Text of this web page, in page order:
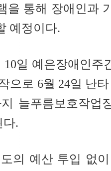
을 통해 장애인과
예정이다.
10일 예은장애인주
으로 6월 24일 난
늘푸름보호작업
다.
의 예산 투입 없